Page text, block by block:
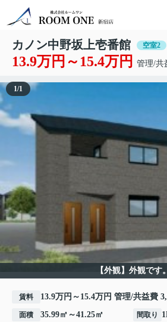
カノン中野坂上壱番館 空室2
13.9万円～15.4万円 管理/共
【外観】外観です。
1/1
賃料 13.9万円～15.4万円 管理/共益費
面積 35.99㎡～41.25㎡ 間取り